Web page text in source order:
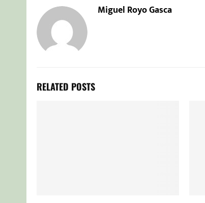
Miguel Royo Gasca
RELATED POSTS